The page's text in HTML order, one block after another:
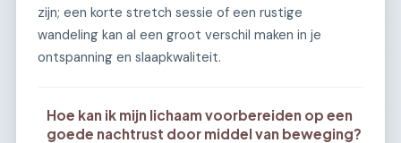
zijn; een korte stretch sessie of een rustige
wandeling kan al een groot verschil maken in je
ontspanning en slaapkwaliteit.
Hoe kan ik mijn lichaam voorbereiden op een
goede nachtrust door middel van beweging?